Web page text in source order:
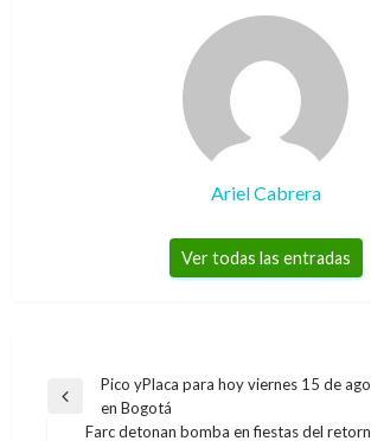
Ariel Cabrera
Ver todas las entradas
Navegación
Entrada
anterior
Pico yPlaca para hoy viernes 15 de
en Bogotá
Farc detonan bomba en fiestas del